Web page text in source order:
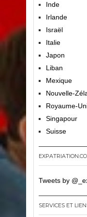
Inde
Irlande
Israël
Italie
Japon
Liban
Mexique
Nouvelle-
Royaume-
Singapour
Suisse
Tweets by
SERVICES ET